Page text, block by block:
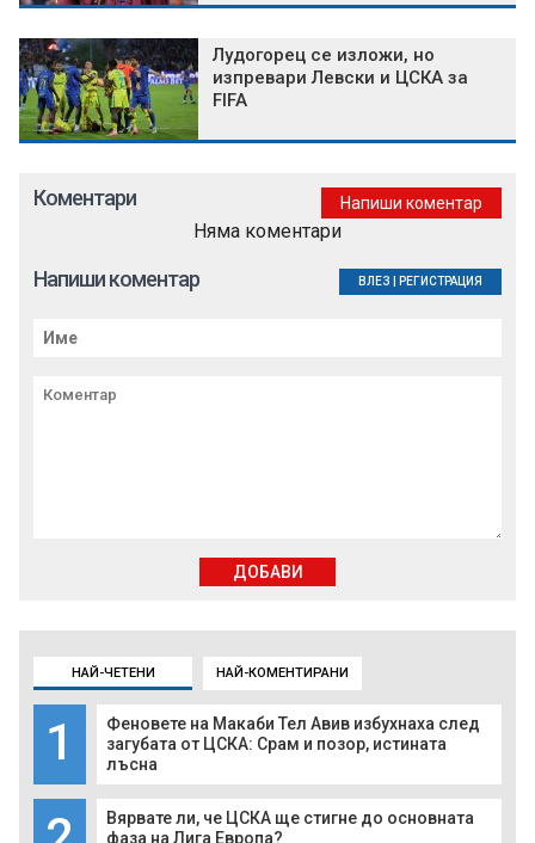
НАЙ-ЧЕТЕНИ НАЙ-КОМЕНТИРАНИ
1
Феновете на Макаби Тел Авив избухнаха след
загубата от ЦСКА: Срам и позор, истината
лъсна
Вярвате ли, че ЦСКА ще стигне до основната
фаза на Лига Европа?
Лудогорец се изложи, но
изпревари Левски и ЦСКА за
FIFA
Коментари Напиши коментар
Няма коментари
Напиши коментар ВЛЕЗ РЕГИСТРАЦИЯ
ДОБАВИ